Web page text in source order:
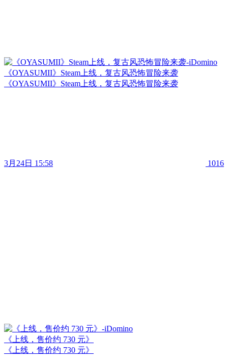
《OYASUMII》Steam上线，复古风恐怖冒险来袭
《OYASUMII》Steam上线，复古风恐怖冒险来袭
3月24日 15:58 1016
《上线，售价约 730 元》
《上线，售价约 730 元》